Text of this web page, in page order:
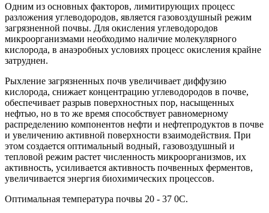
Одним из основных факторов, лимитирующих процесс
разложения углеводородов, является газовоздушный режим
загрязненной почвы. Для окисления углеводородов
микроорганизмами необходимо наличие молекулярного
кислорода, в анаэробных условиях процесс окисления крайне
затруднен.
Рыхление загрязненных почв увеличивает диффузию
кислорода, снижает концентрацию углеводородов в почве,
обеспечивает разрыв поверхностных пор, насыщенных
нефтью, но в то же время способствует равномерному
распределению компонентов нефти и нефтепродуктов в почве
и увеличению активной поверхности взаимодействия. При
этом создается оптимальный водный, газовоздушный и
тепловой режим растет численность микроорганизмов, их
активность, усиливается активность почвенных ферментов,
увеличивается энергия биохимических процессов.
Оптимальная температура почвы 20 - 37 0С.